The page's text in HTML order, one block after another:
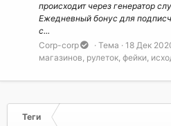
происходит через генератор
Ежедневный бонус для
с...
Corp-corp
Тема 18 Дек
магазинов, рулеток, фейки,
Теги